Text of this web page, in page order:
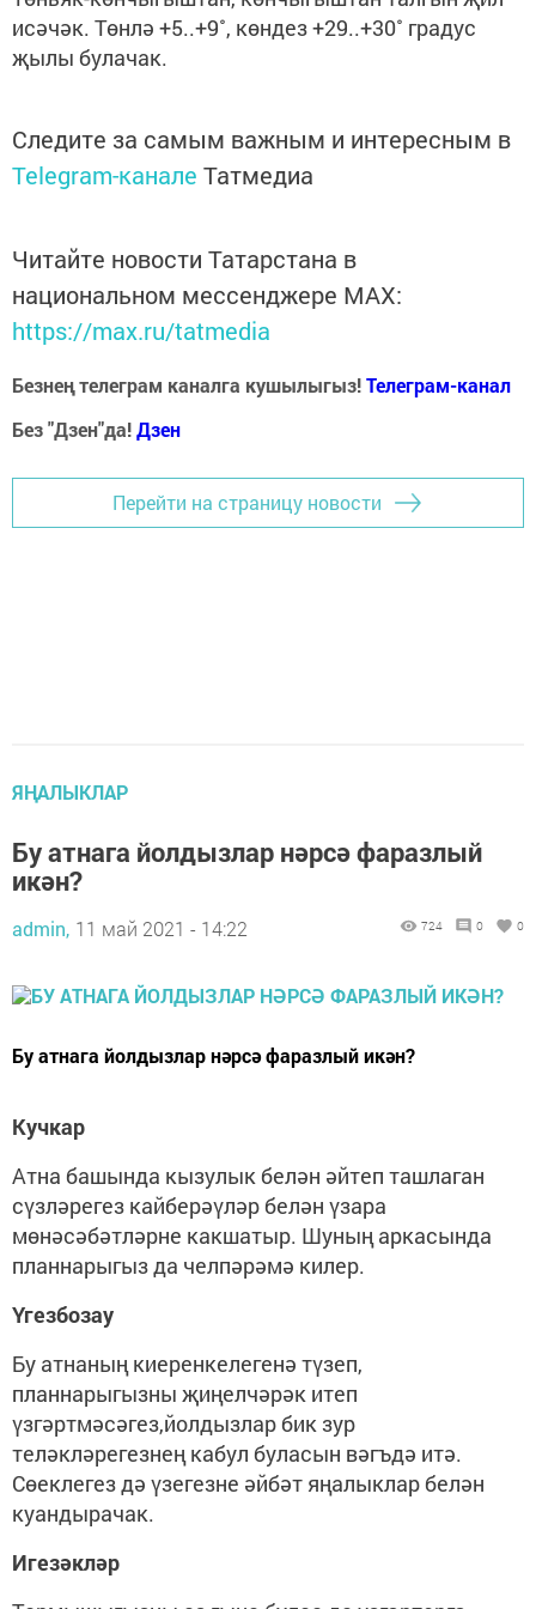
исәчәк. Төнлә +5..+9˚, көндез +29..+30˚ градус
җылы булачак.
Следите за самым важным и интересным в
Telegram-канале Татмедиа
Читайте новости Татарстана в
национальном мессенджере MАХ:
https://max.ru/tatmedia
Безнең телеграм каналга кушылыгыз!Телеграм-канал
Без "Дзен"да!Дзен
Перейти на страницу новости
ЯҢАЛЫКЛАР
Бу атнага йолдызлар нәрсә фаразлый
икән?
admin, 11 май 2021 - 14:22 724 0 0
Бу атнага йолдызлар нәрсә фаразлый икән?
Кучкар
Атна башында кызулык белән әйтеп ташлаган
сүзләрегез кайберәүләр белән үзара
мөнәсәбәтләрне какшатыр. Шуның аркасында
планнарыгыз да челпәрәмә килер.
Үгезбозау
Бу атнаның киеренкелегенә түзеп,
планнарыгызны җиңелчәрәк итеп
үзгәртмәсәгез,йолдызлар бик зур
теләкләрегезнең кабул буласын вәгъдә итә.
Сөеклегез дә үзегезне әйбәт яңалыклар белән
куандырачак.
Игезәкләр